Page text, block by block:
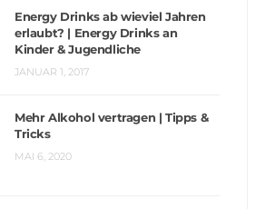
Energy Drinks ab wieviel Jahren
erlaubt? | Energy Drinks an
Kinder & Jugendliche
JANUAR 1, 2017
Mehr Alkohol vertragen | Tipps &
Tricks
MAI 6, 2020